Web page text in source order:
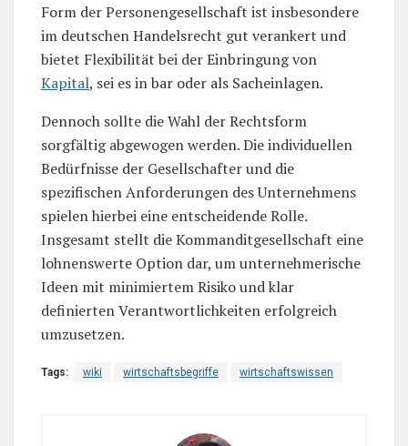
Form der Personengesellschaft ist insbesondere
im deutschen Handelsrecht gut verankert und
bietet Flexibilität bei der Einbringung von
Kapital, sei es in bar oder als Sacheinlagen.
Dennoch sollte die Wahl der Rechtsform
sorgfältig abgewogen werden. Die individuellen
Bedürfnisse der Gesellschafter und die
spezifischen Anforderungen des Unternehmens
spielen hierbei eine entscheidende Rolle.
Insgesamt stellt die Kommanditgesellschaft eine
lohnenswerte Option dar, um unternehmerische
Ideen mit minimiertem Risiko und klar
definierten Verantwortlichkeiten erfolgreich
umzusetzen.
Tags: wiki wirtschaftsbegriffe wirtschaftswissen